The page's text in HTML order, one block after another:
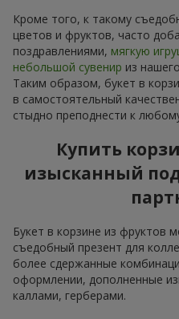
Кроме того, к такому
цветов и фруктов, часто
поздравлениями, мягкую
небольшой сувенир из
Таким образом, букет в
в самостоятельный
стыдно преподнести к
Купить
изысканный
Букет в корзине из фруктов
съедобный презент для
более сдержанные
оформлении, дополненные
каллами, герберами.